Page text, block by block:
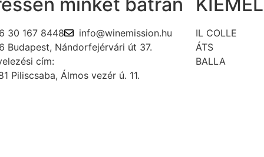
30 167 8448
info@winemission.hu
Budapest, Nándorfejérvári út 37.
cím:
Piliscsaba, Álmos vezér ú. 11.
IL COLLE
ÁTS
BALLA